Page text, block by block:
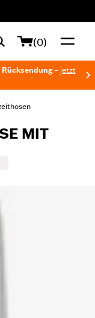
(0)
– jetzt
MIT